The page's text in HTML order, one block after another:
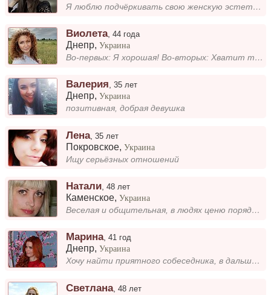
Я люблю подчёркивать свою женскую эстетику — для меня важны ухоженность, лаконичные линии в одежде и естественная грация...
Виолета,44 года
Днепр,Украина
Во-первых: Я хорошая! Во-вторых: Хватит того, что "во-первых"!
Валерия ,35 лет
Днепр,Украина
позитивная, добрая девушка
Лена,35 лет
Покровское,Украина
Ищу серьёзных отношений
Натали ,48 лет
Каменское,Украина
Веселая и общительная, в людях ценю порядочность и чувство юмора. Ищу настоящего мужчину во всех смыслах этого слова)...
Марина,41 год
Днепр,Украина
Хочу найти приятного собеседника, в дальше посмотрим.
Светлана,48 лет